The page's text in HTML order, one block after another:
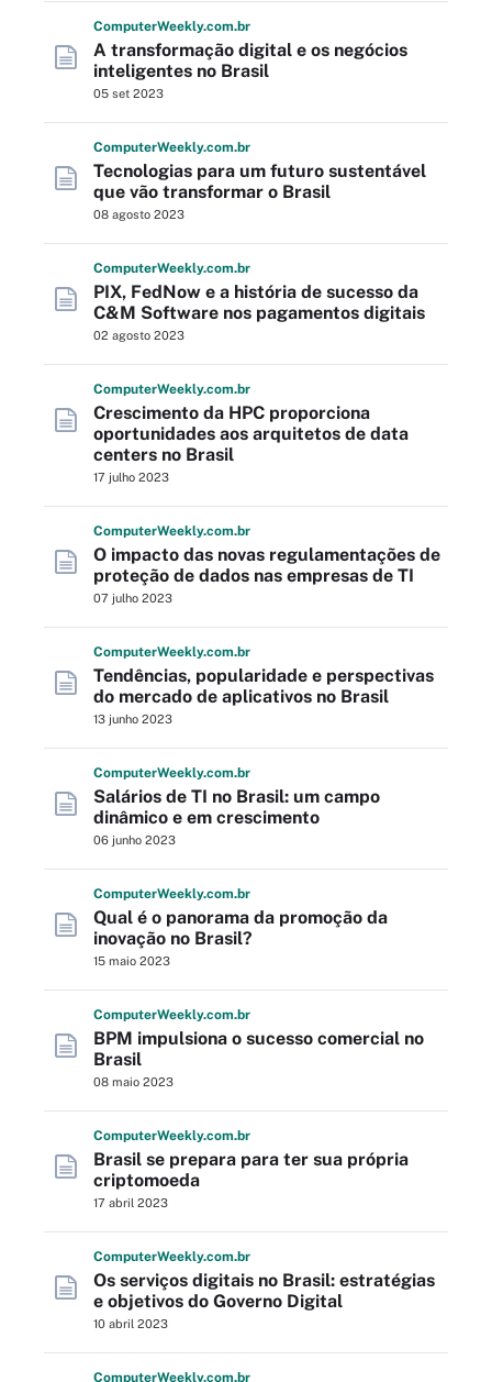
ComputerWeekly.com.br
A transformação digital e os negócios
inteligentes no Brasil
05 set 2023
ComputerWeekly.com.br
Tecnologias para um futuro sustentável
que vão transformar o Brasil
08 agosto 2023
ComputerWeekly.com.br
PIX, FedNow e a história de sucesso da
C&M Software nos pagamentos digitais
02 agosto 2023
ComputerWeekly.com.br
Crescimento da HPC proporciona
oportunidades aos arquitetos de data
centers no Brasil
17 julho 2023
ComputerWeekly.com.br
O impacto das novas regulamentações de
proteção de dados nas empresas de TI
07 julho 2023
ComputerWeekly.com.br
Tendências, popularidade e perspectivas
do mercado de aplicativos no Brasil
13 junho 2023
ComputerWeekly.com.br
Salários de TI no Brasil: um campo
dinâmico e em crescimento
06 junho 2023
ComputerWeekly.com.br
Qual é o panorama da promoção da
inovação no Brasil?
15 maio 2023
ComputerWeekly.com.br
BPM impulsiona o sucesso comercial no
Brasil
08 maio 2023
ComputerWeekly.com.br
Brasil se prepara para ter sua própria
criptomoeda
17 abril 2023
ComputerWeekly.com.br
Os serviços digitais no Brasil: estratégias
e objetivos do Governo Digital
10 abril 2023
ComputerWeekly.com.br